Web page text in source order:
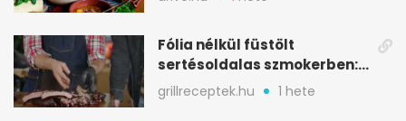
Fólia nélkül füstölt
sertésoldalas szmokerben:
ropogós bark, 6 óra
grillreceptek.hu 1 hete